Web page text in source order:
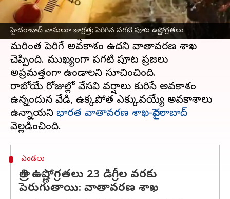
హైదరాబాద్‌ వాసులూ జాగ్రత్త; పెరిగిన పగటి పూట ఉష్ణోగ్రతలు
హైదరాబాద్‌లో ఉష్ణోగ్రతలపై భారత వాతావరణ శాఖ-
హైదరాబాద్ కీలక ప్రకటన విడుదల చేసింది. హైదరాబాద్‌లో
అప్పుడప్పుడు వర్షాలు పుడుతున్నా,ఎండలు
మరింత పెరిగే అవకాశం ఉదని వాతావరణ శాఖ
చెప్పింది. ముఖ్యంగా పగటి పూట ప్రజలు
అప్రమత్తంగా ఉండాలని సూచించింది.
రాబోయే రోజుల్లో వేసవి వర్షాలు కురిసే అవకాశం
ఉన్నందున వేడి, ఉక్కపోత ఎక్కువయ్యే అవకాశాలు
ఉన్నాయని భారత వాతావరణ శాఖ-హైదరాబాద్
ఎండలు
రాత్రి ఉష్ణోగ్రతలు 23 డిగ్రీల వరకు
పెరుగుతాయి: వాతావరణ శాఖ